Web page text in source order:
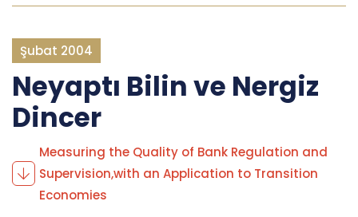
Şubat 2004
Neyaptı Bilin ve Nergiz
Dincer
Measuring the Quality of Bank Regulation and
Supervision,with an Application to Transition
Economies